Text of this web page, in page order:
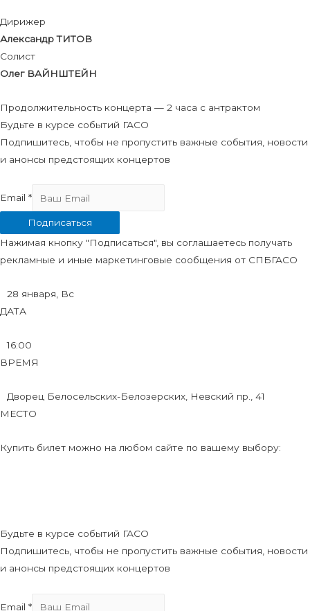
Дирижер
Александр ТИТОВ
Солист
Олег ВАЙНШТЕЙН
Продолжительность концерта — 2 часа с антрактом
Будьте в курсе событий ГАСО
Подпишитесь, чтобы не пропустить важные события, новости
и анонсы предстоящих концертов
Email *
Подписаться
Нажимая кнопку "Подписаться", вы соглашаетесь получать
рекламные и иные маркетинговые сообщения от СПБГАСО
28 января, Вс
ДАТА
16:00
ВРЕМЯ
Дворец Белосельских-Белозерских, Невский пр., 41
МЕСТО
Купить билет можно на любом сайте по вашему выбору:
Будьте в курсе событий ГАСО
Подпишитесь, чтобы не пропустить важные события, новости
и анонсы предстоящих концертов
Email *